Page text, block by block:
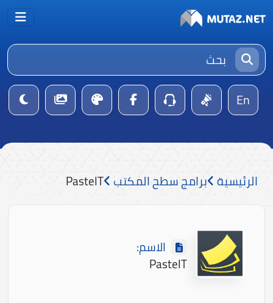
En
الرئيسية برامج سطح المكتب PasteIT
الاسم:
PasteIT